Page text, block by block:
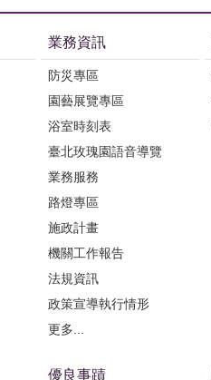
業務資訊
防災專區
園藝展覽專區
浴室時刻表
臺北玫瑰園語音導覽
業務服務
路燈專區
施政計畫
機關工作報告
法規資訊
政策宣導執行情形
更多...
優良事蹟